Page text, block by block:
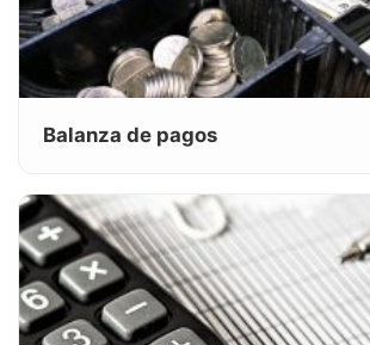
Balanza de pagos